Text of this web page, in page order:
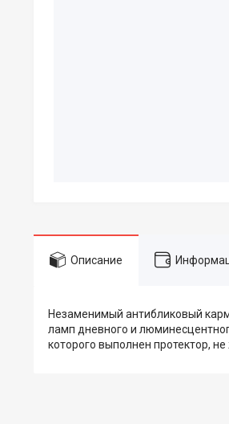
Описание
Незаменимый антибликовый
ламп дневного и
которого выполнен протектор,